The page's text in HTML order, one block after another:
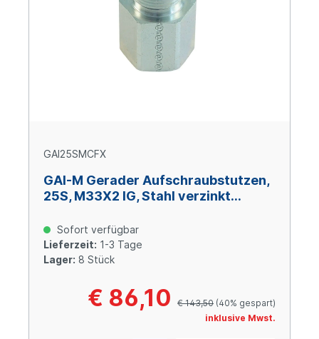
GAI25SMCFX
GAI-M Gerader Aufschraubstutzen,
25S, M33X2 IG, Stahl verzinkt
Sofort verfügbar
Lieferzeit: 1-3 Tage
Lager: 8 Stück
€ 86,10 € 143,50 (40% gespart)
inklusive Mwst.